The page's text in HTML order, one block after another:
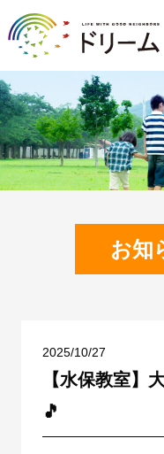
お知
2025/10/27
【水保教室】
🎵